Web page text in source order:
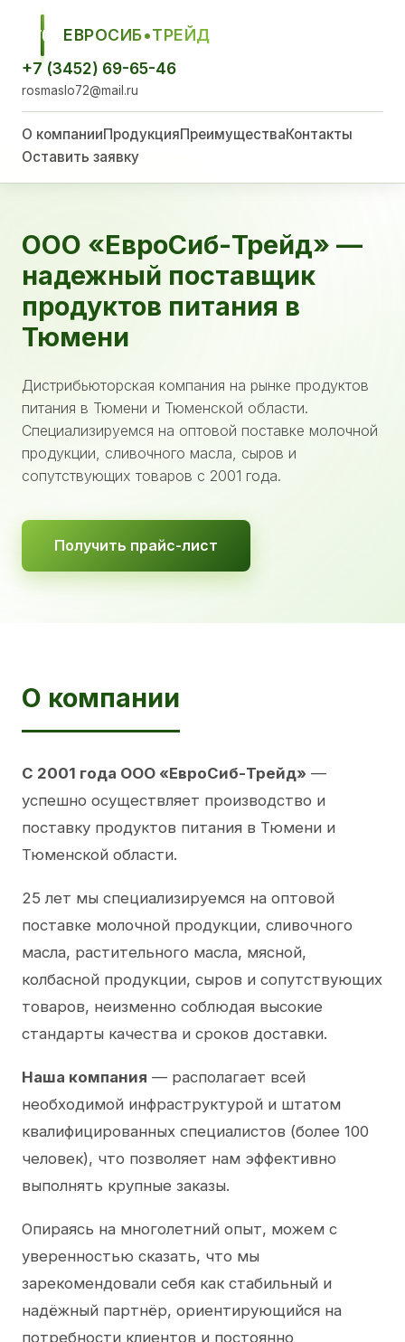
ЕСТ
ЕВРОСИБ•ТРЕЙД
+7 (3452) 69-65-46
rosmaslo72@mail.ru
О компанииПродукцияПреимуществаКонтакты
Оставить заявку
ООО «ЕвроСиб-Трейд» —
надежный поставщик
продуктов питания в
Тюмени
Дистрибьюторская компания на рынке продуктов
питания в Тюмени и Тюменской области.
Специализируемся на оптовой поставке молочной
продукции, сливочного масла, сыров и
сопутствующих товаров с 2001 года.
Получить прайс-лист
О компании
С 2001 года ООО «ЕвроСиб-Трейд» —
успешно осуществляет производство и
поставку продуктов питания в Тюмени и
Тюменской области.
25 лет мы специализируемся на оптовой
поставке молочной продукции, сливочного
масла, растительного масла, мясной,
колбасной продукции, сыров и сопутствующих
товаров, неизменно соблюдая высокие
стандарты качества и сроков доставки.
Наша компания — располагает всей
необходимой инфраструктурой и штатом
квалифицированных специалистов (более 100
человек), что позволяет нам эффективно
выполнять крупные заказы.
Опираясь на многолетний опыт, можем с
уверенностью сказать, что мы
зарекомендовали себя как стабильный и
надёжный партнёр, ориентирующийся на
потребности клиентов и постоянно